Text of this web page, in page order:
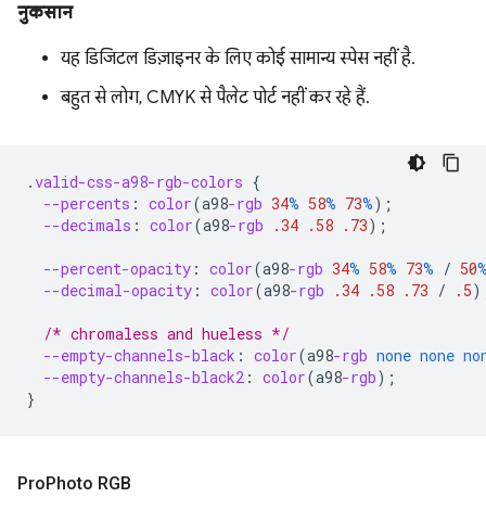
नुकसान
यह डिजिटल डिज़ाइनर के लिए कोई सामान्य स्पेस नहीं है.
बहुत से लोग, CMYK से पैलेट पोर्ट नहीं कर रहे हैं.
.valid-css-a98-rgb-colors {
--percents : color(a98-rgb 34% 58% 73%);
--decimals : color(a98-rgb .34 .58 .73);
--percent-opacity : color(a98-rgb 34% 58% 73% / 50
--decimal-opacity : color(a98-rgb .34 .58 .73 / .5
/* chromaless and hueless */
--empty-channels-black : color(a98-rgb none none
--empty-channels-black2 : color(a98-rgb);
}
ProPhoto RGB